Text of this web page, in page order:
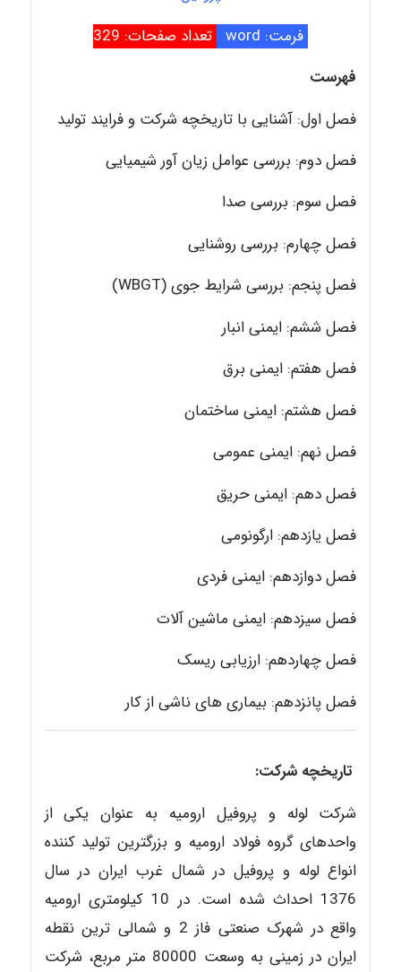
فرمت: word
تعداد صفحات: 329
فهرست
فصل اول: آشنایی با تاریخچه شرکت و فرایند تولید
فصل دوم: بررسی عوامل زیان آور شیمیایی
فصل سوم: بررسی صدا
فصل چهارم: بررسی روشنایی
فصل پنجم: بررسی شرایط جوی (WBGT)
فصل ششم: ایمنی انبار
فصل هفتم: ایمنی برق
فصل هشتم: ایمنی ساختمان
فصل نهم: ایمنی عمومی
فصل دهم: ایمنی حریق
فصل یازدهم: ارگونومی
فصل دوازدهم: ایمنی فردی
فصل سیزدهم: ایمنی ماشین آلات
فصل چهاردهم: ارزیابی ریسک
فصل پانزدهم: بیماری های ناشی از کار
تاریخچه شرکت:
شرکت لوله و پروفیل ارومیه به عنوان یکی از
واحدهای گروه فولاد ارومیه و بزرگترین تولید کننده
انواع لوله و پروفیل در شمال غرب ایران در سال
1376 احداث شده است. در 10 کیلومتری ارومیه
واقع در شهرک صنعتی فاز 2 و شمالی ترین نقطه
ایران در زمینی به وسعت 80000 متر مربع، شرکت